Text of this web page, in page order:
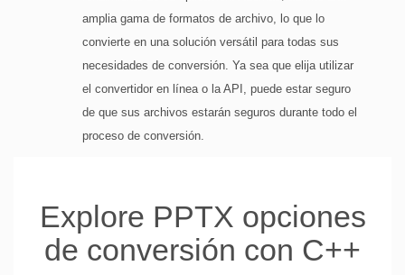
amplia gama de formatos de archivo, lo que lo
convierte en una solución versátil para todas sus
necesidades de conversión. Ya sea que elija utilizar
el convertidor en línea o la API, puede estar seguro
de que sus archivos estarán seguros durante todo el
proceso de conversión.
Explore PPTX opciones
de conversión con C++